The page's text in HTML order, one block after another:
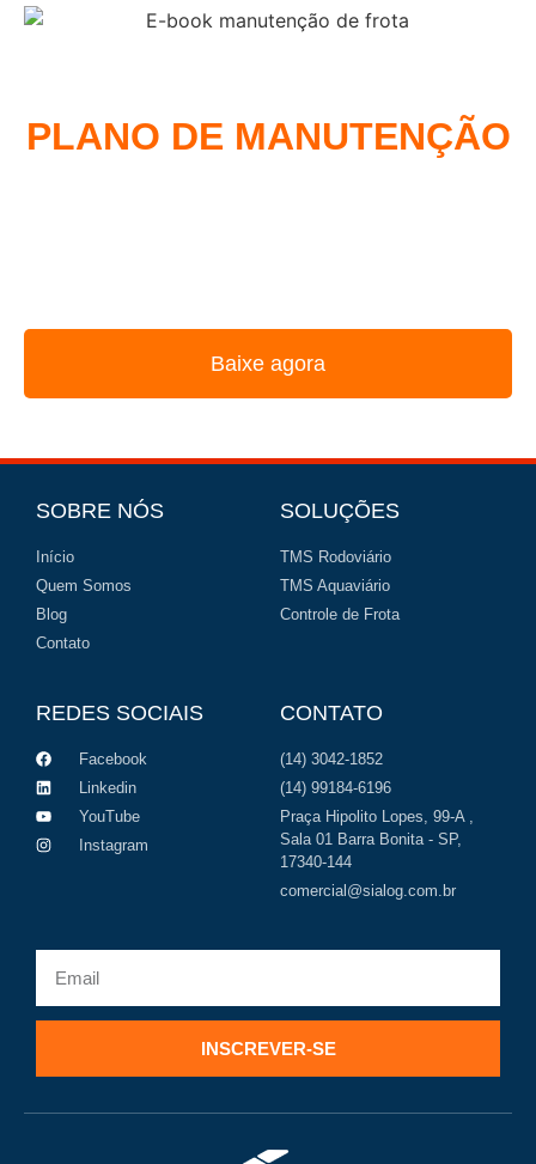
PLANO DE MANUTENÇÃO
Baixe agora
SOBRE NÓS
Início
Quem Somos
Blog
Contato
SOLUÇÕES
TMS Rodoviário
TMS Aquaviário
Controle de Frota
REDES SOCIAIS
Facebook
Linkedin
YouTube
Instagram
CONTATO
(14) 3042-1852
(14) 99184-6196
Praça Hipolito Lopes, 99-A ,
Sala 01 Barra Bonita - SP,
17340-144
comercial@sialog.com.br
INSCREVER-SE